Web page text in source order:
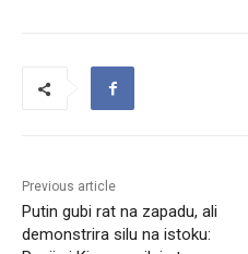
Previous article
Putin gubi rat na zapadu, ali
demonstrira silu na istoku: